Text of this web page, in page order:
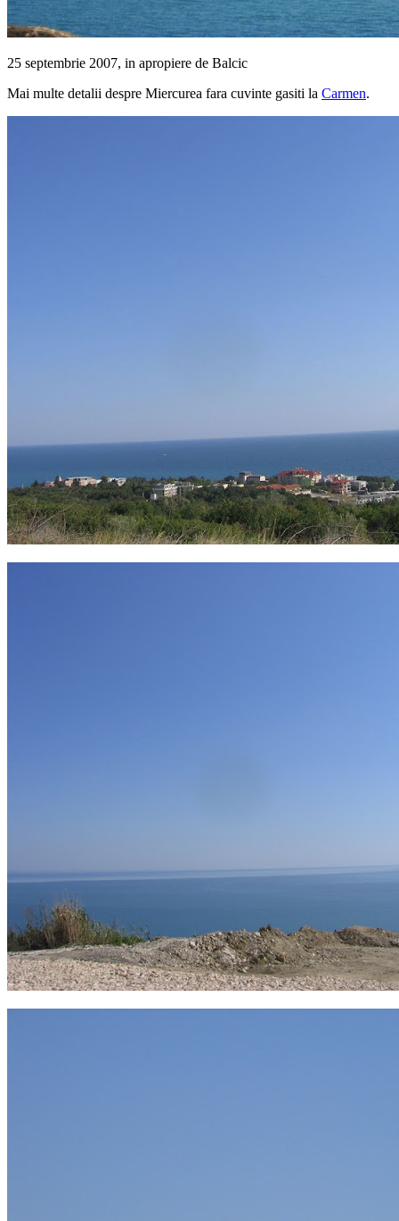
25 septembrie 2007, in apropiere de Balcic
Mai multe detalii despre Miercurea fara cuvinte gasiti la Carmen.